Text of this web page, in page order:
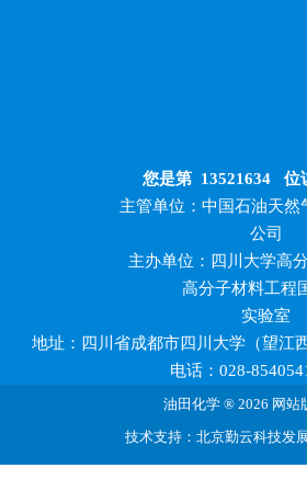
您是第 13521634位
主管单位：中国石油天然
公司
主办单位：四川大学高
高分子材料工程国
实验室
地址：四川省成都市四川大学（望江
电话：028-
油田化学 ® 2026 网站
技术支持：北京勤云科技发